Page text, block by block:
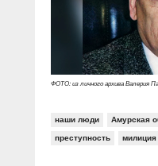
Социальные ролики
Документальные
Прямой разговор
В знании сила
Специальный
КиберПОСТОВОЙ
Газета «Щит и меч»
Журнал «Полиция
О ПОРТАЛЕ
Контакты
ФОТО: из личного архива Валерия
наши люди Амурская
преступность милиция